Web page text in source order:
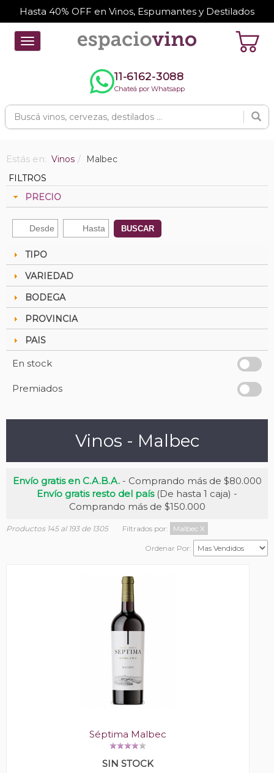
Hasta 40% OFF en Vinos, Espumantes y Destilados
Toggle
navigation
11-6162-3088
Chateá por Whatsapp
Estás en: Vinos
Malbec
FILTROS
PRECIO
BUSCAR
TIPO
VARIEDAD
BODEGA
PROVINCIA
PAIS
En stock
Premiados
Vinos - Malbec
Envío gratis en C.A.B.A.- Comprando más de $80.000
Envío gratis resto del país(De hasta 1 caja) -
Comprando más de $150.000
Productos 145 al 193 de 1305 Filtrados por: Malbec X
Ordenar Por:
Séptima Malbec
SIN STOCK